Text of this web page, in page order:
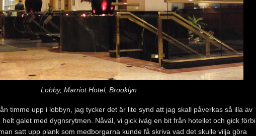
Lobby, Marriot Hotel, Brooklyn
timme upp i lobbyn, jag tycker det är lite synd att jag skall påverkas så illa av
galet med dygnsrytmen. Nåväl, vi gick iväg en bit från hotellet och gick förbi
satt upp plank som medborgarna kunde få skriva vad det skulle vilja göra